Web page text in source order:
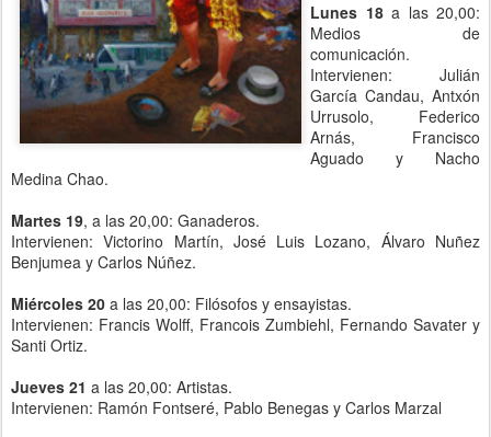
Lunes 18a las 20,00:
Medios de
comunicación.
Intervienen: Julián
García Candau, Antxón
Urrusolo, Federico
Arnás, Francisco
Aguado y Nacho
Medina Chao.
Martes 19, a las 20,00: Ganaderos.
Intervienen: Victorino Martín, José Luis Lozano, Álvaro Nuñez
Benjumea y Carlos Núñez.
Miércoles 20 a las 20,00: Filósofos y ensayistas.
Intervienen: Francis Wolff, Francois Zumbiehl, Fernando Savater y
Santi Ortiz.
Jueves 21 a las 20,00: Artistas.
Intervienen: Ramón Fontseré, Pablo Benegas y Carlos Marzal